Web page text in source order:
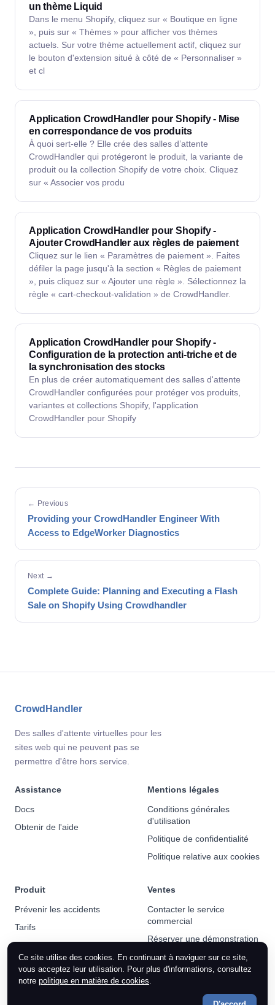
un thème Liquid
Dans le menu Shopify, cliquez sur « Boutique en ligne
», puis sur « Thèmes » pour afficher vos thèmes
actuels. Sur votre thème actuellement actif, cliquez sur
le bouton d'extension situé à côté de « Personnaliser »
et cl
Application CrowdHandler pour Shopify - Mise
en correspondance de vos produits
À quoi sert-elle ? Elle crée des salles d’attente
CrowdHandler qui protégeront le produit, la variante de
produit ou la collection Shopify de votre choix. Cliquez
sur « Associer vos produ
Application CrowdHandler pour Shopify -
Ajouter CrowdHandler aux règles de paiement
Cliquez sur le lien « Paramètres de paiement ». Faites
défiler la page jusqu'à la section « Règles de paiement
», puis cliquez sur « Ajouter une règle ». Sélectionnez la
règle « cart-checkout-validation » de CrowdHandler.
Application CrowdHandler pour Shopify -
Configuration de la protection anti-triche et de
la synchronisation des stocks
En plus de créer automatiquement des salles d'attente
CrowdHandler configurées pour protéger vos produits,
variantes et collections Shopify, l'application
CrowdHandler pour Shopify
← Previous
Providing your CrowdHandler Engineer With
Access to EdgeWorker Diagnostics
Next →
Complete Guide: Planning and Executing a Flash
Sale on Shopify Using Crowdhandler
CrowdHandler
Des salles d'attente virtuelles pour les
sites web qui ne peuvent pas se
permettre d'être hors service.
Assistance
Docs
Obtenir de l'aide
Mentions légales
Conditions générales
d'utilisation
Politique de confidentialité
Politique relative aux cookies
Produit
Prévenir les accidents
Tarifs
Actualités
Ventes
Contacter le service
commercial
Réserver une démonstration
Ce site utilise des cookies. En continuant à naviguer sur ce site,
vous acceptez leur utilisation. Pour plus d'informations, consultez
notre politique en matière de cookies.